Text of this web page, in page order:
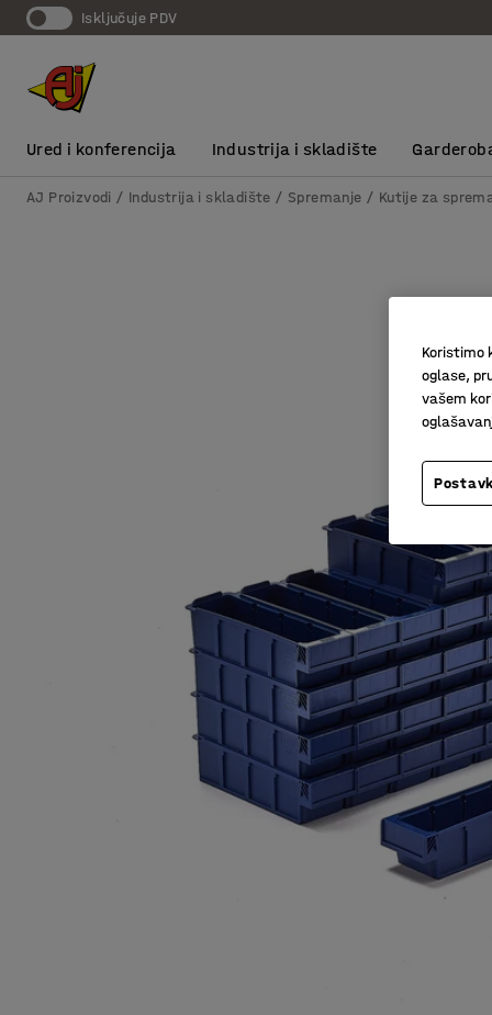
Isključuje PDV
Ured i konferencija Industrija i skladište
AJ Proizvodi Industrija i skladište Spremanje Kutije za
Koristimo
oglase,
vašem